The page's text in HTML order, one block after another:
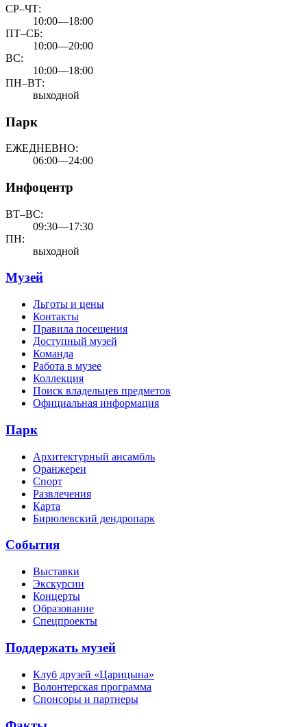
СР–ЧТ:
10:00—18:00
ПТ–СБ:
10:00—20:00
ВС:
10:00—18:00
ПН–ВТ:
выходной
Парк
ЕЖЕДНЕВНО:
06:00—24:00
Инфоцентр
ВТ–ВС:
09:30—17:30
ПН:
выходной
Музей
Льготы и цены
Контакты
Правила посещения
Доступный музей
Команда
Работа в музее
Коллекция
Поиск владельцев предметов
Официальная информация
Парк
Архитектурный ансамбль
Оранжереи
Спорт
Развлечения
Карта
Бирюлевский дендропарк
События
Выставки
Экскурсии
Концерты
Образование
Спецпроекты
Поддержать музей
Клуб друзей «Царицына»
Волонтерская программа
Спонсоры и партнеры